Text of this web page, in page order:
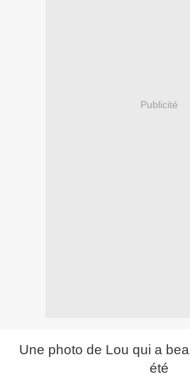
Publicité
Une photo de Lou qui a
été